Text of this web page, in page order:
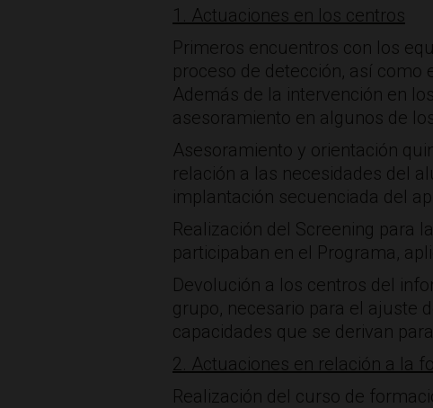
1. Actuaciones en los centros
Primeros encuentros con los
proceso de detección, así
Además de la intervención en
asesoramiento en algunos de
Asesoramiento y orientación
relación a las necesidades del
implantación secuenciada del
Realización del Screening para
participaban en el Programa,
Devolución a los centros del
grupo, necesario para el ajuste
capacidades que se derivan
2. Actuaciones en relación a la
Realización del curso de